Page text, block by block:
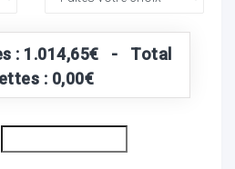
: 1.014,65€ - Total
: 0,00€